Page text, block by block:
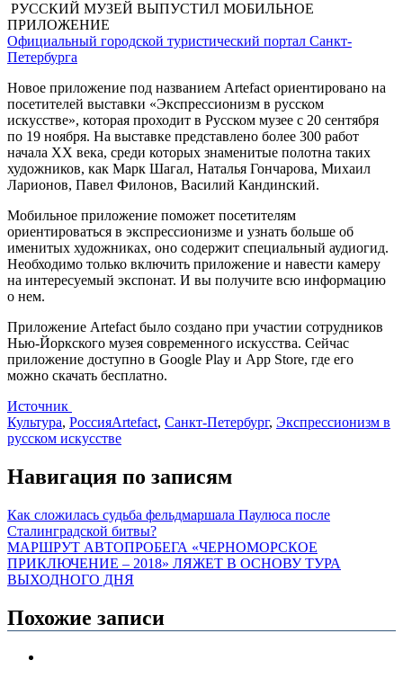
РУССКИЙ МУЗЕЙ ВЫПУСТИЛ МОБИЛЬНОЕ
ПРИЛОЖЕНИЕ
Официальный городской туристический портал Санкт-
Петербурга
Новое приложение под названием Artefact ориентировано на
посетителей выставки «Экспрессионизм в русском
искусстве», которая проходит в Русском музее с 20 сентября
по 19 ноября. На выставке представлено более 300 работ
начала ХХ века, среди которых знаменитые полотна таких
художников, как Марк Шагал, Наталья Гончарова, Михаил
Ларионов, Павел Филонов, Василий Кандинский.
Мобильное приложение поможет посетителям
ориентироваться в экспрессионизме и узнать больше об
именитых художниках, оно содержит специальный аудиогид.
Необходимо только включить приложение и навести камеру
на интересуемый экспонат. И вы получите всю информацию
о нем.
Приложение Artefact было создано при участии сотрудников
Нью-Йоркского музея современного искусства. Сейчас
приложение доступно в Google Play и App Store, где его
можно скачать бесплатно.
Источник
Культура, РоссияArtefact, Санкт-Петербург, Экспрессионизм в
русском искусстве
Навигация по записям
Как сложилась судьба фельдмаршала Паулюса после
Сталинградской битвы?
МАРШРУТ АВТОПРОБЕГА «ЧЕРНОМОРСКОЕ
ПРИКЛЮЧЕНИЕ – 2018» ЛЯЖЕТ В ОСНОВУ ТУРА
ВЫХОДНОГО ДНЯ
Похожие записи